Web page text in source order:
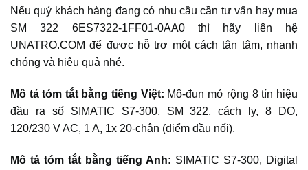
Nếu quý khách hàng đang có nhu cầu cần tư vấn hay mua
SM 322 6ES7322-1FF01-0AA0 thì hãy liên hệ
UNATRO.COM để được hỗ trợ một cách tận tâm, nhanh
chóng và hiệu quả nhé.
Mô tả tóm tắt bằng tiếng Việt: Mô-đun mở rộng 8 tín hiệu
đầu ra số SIMATIC S7-300, SM 322, cách ly, 8 DO,
120/230 V AC, 1 A, 1x 20-chân (điểm đầu nối).
Mô tả tóm tắt bằng tiếng Anh: SIMATIC S7-300, Digital